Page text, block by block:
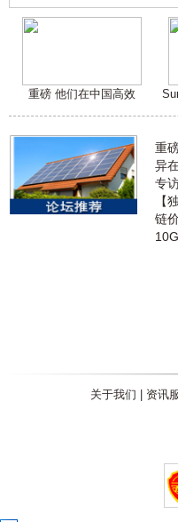
重磅 他们在中国高效
重
异
专
【
链
关于我们 资讯